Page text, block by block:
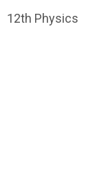
12th Physics